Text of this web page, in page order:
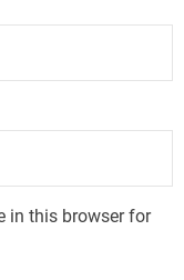
in this browser for